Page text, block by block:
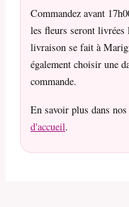
Commandez avant
les fleurs seront
livraison se fait à
également choisir une
commande.
En savoir plus dans nos
d'accueil.